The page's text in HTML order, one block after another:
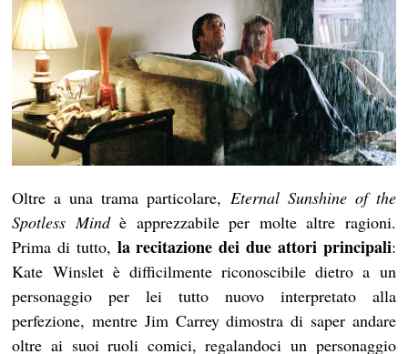
Oltre a una trama particolare, Eternal Sunshine of the
Spotless Mindè apprezzabile per molte altre ragioni.
Prima di tutto, la recitazione dei due attori principali:
Kate Winslet è difficilmente riconoscibile dietro a un
personaggio per lei tutto nuovo interpretato alla
perfezione, mentre Jim Carrey dimostra di saper andare
oltre ai suoi ruoli comici, regalandoci un personaggio